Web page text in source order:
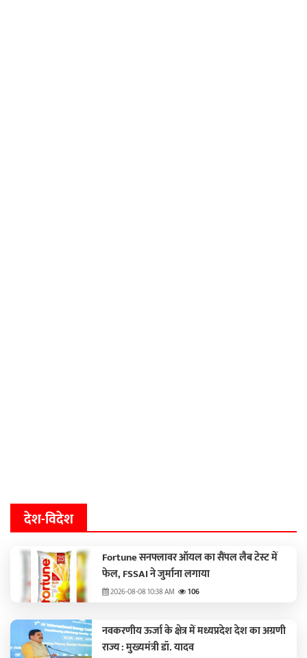
देश-विदेश
Fortune सनफ्लावर ऑयल का सैंपल लैब टेस्ट में
फेल, FSSAI ने जुर्माना लगाया
2026-08-08 10:38 AM 106
नवकरणीय ऊर्जा के क्षेत्र में मध्यप्रदेश देश का अग्रणी
राज्य : मुख्यमंत्री डॉ. यादव